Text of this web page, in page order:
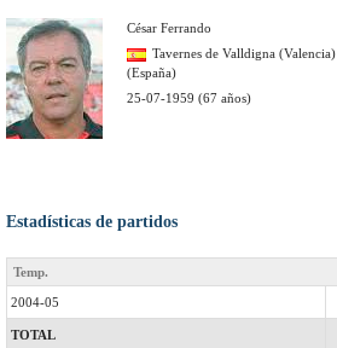
César Ferrando
Tavernes de Valldigna (Valencia)
(España)
25-07-1959 (67 años)
Estadísticas de partidos
Temp.
2004-05
TOTAL